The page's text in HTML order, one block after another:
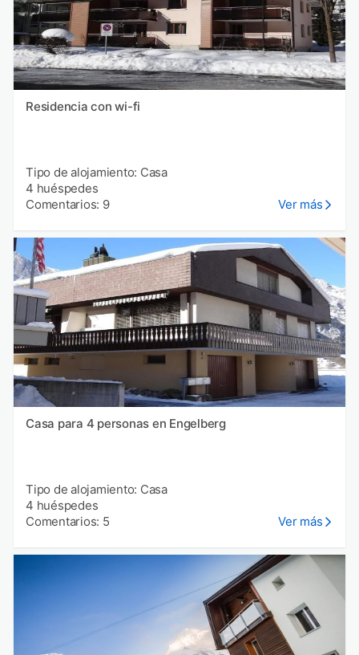
Residencia con wi-fi
Tipo de alojamiento: Casa
4 huéspedes
Comentarios: 9
Ver más
Casa para 4 personas en Engelberg
Tipo de alojamiento: Casa
4 huéspedes
Comentarios: 5
Ver más